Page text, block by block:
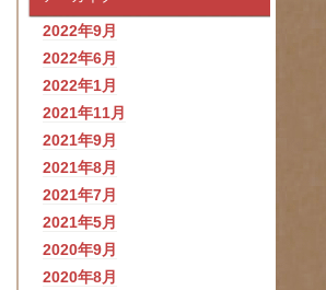
2022年9月
2022年6月
2022年1月
2021年11月
2021年9月
2021年8月
2021年7月
2021年5月
2020年9月
2020年8月